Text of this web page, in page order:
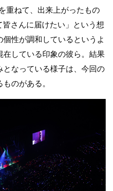
重ねて、出来上がったもの
さんに届けたい」という想
性が調和しているというよ
在している印象の彼ら。結果
となっている様子は、今回の
のがある。